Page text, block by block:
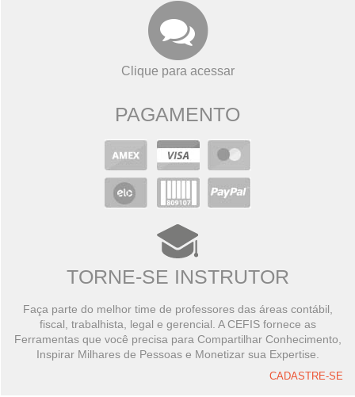
Clique para acessar
PAGAMENTO
TORNE-SE INSTRUTOR
Faça parte do melhor time de professores das áreas contábil,
fiscal, trabalhista, legal e gerencial. A CEFIS fornece as
Ferramentas que você precisa para Compartilhar Conhecimento,
Inspirar Milhares de Pessoas e Monetizar sua Expertise.
CADASTRE-SE